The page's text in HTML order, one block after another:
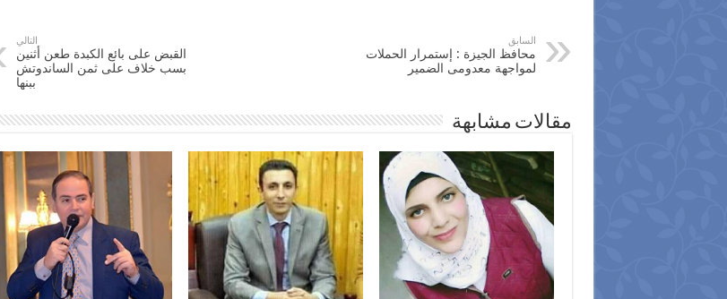
السابق
محافظ الجيزة : إستمرار الحملات
لمواجهة معدومى الضمير
التالي
القبض على بائع الكبدة طعن أثنين
بسب خلاف على ثمن الساندوتش
ببنها
مقالات مشابهة